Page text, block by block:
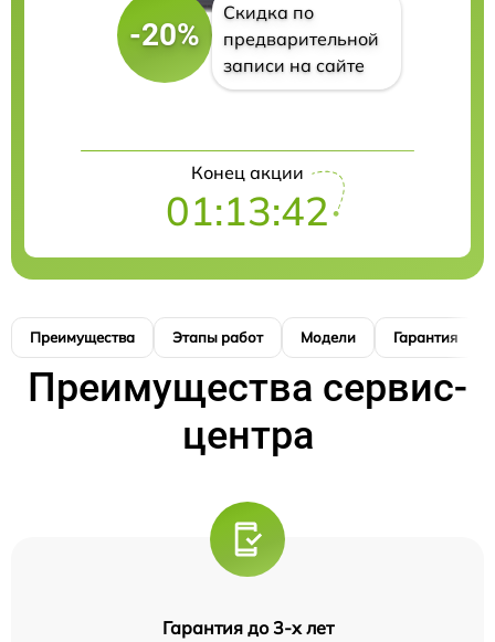
-20%
Скидка по
предварительной
записи на сайте
Конец акции
01:13:41
Преимущества Этапы работ Модели Гарантия
Преимущества сервис-
центра
Гарантия до 3-х лет